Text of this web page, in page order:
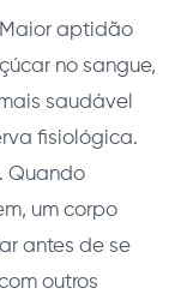
aptidão
no sangue,
saudável
fisiológica.
Quando
um corpo
antes de se
outros